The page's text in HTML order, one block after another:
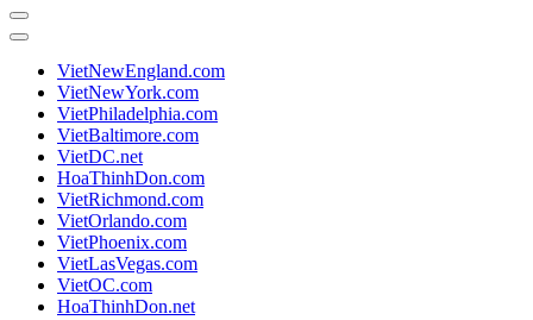
VietNewEngland.com
VietNewYork.com
VietPhiladelphia.com
VietBaltimore.com
VietDC.net
HoaThinhDon.com
VietRichmond.com
VietOrlando.com
VietPhoenix.com
VietLasVegas.com
VietOC.com
HoaThinhDon.net